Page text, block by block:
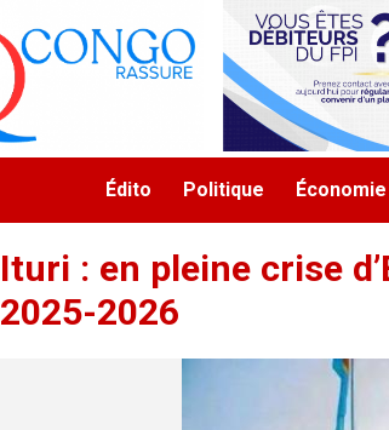
Navigation principale
Édito Politique Économie
Ituri : en pleine crise
2025-2026